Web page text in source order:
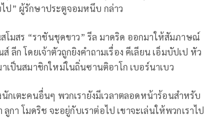
” ผู้รักษาประตูจอมหนึบ กล่าว
โมสร “ราชันชุดขาว” รีล มาดริด ออกมาให้สัมภาษณ์
ก โดยเจ้าตัวถูกยิงคำถามเรื่อง คีเลียน เอ็มบัปเป หัว
เป็นสมาชิกใหม่ในถิ่นซานติอาโก เบอร์นาเบว
กเตะคนอื่นๆ พวกเรายังมีเวลาตลอดหน้าร้อนสำหรับ
กา โมดริช จะอยู่กับเราต่อไป เขาจะเล่นให้พวกเราไป